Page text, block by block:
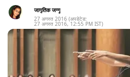
जागृतिक जग्गू
27 अगस्त 2016 (अपडेटेड:
27 अगस्त 2016, 12:55 PM IST)